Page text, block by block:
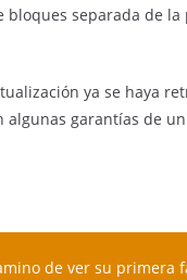
bloques separada de
ya se haya
garantías de
de ver su primera